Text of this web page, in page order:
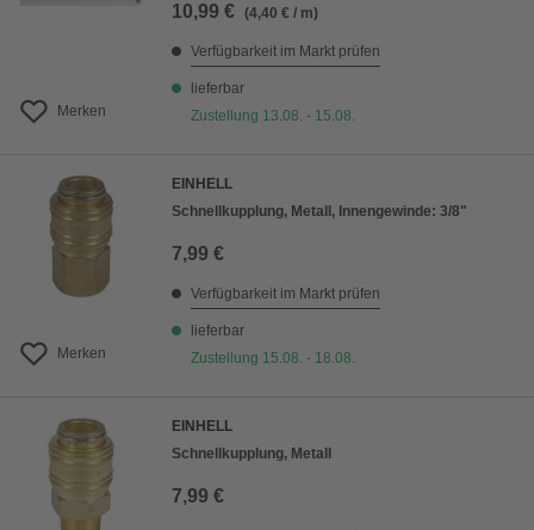
Merken
10,99 € (4,40 € / m)
Verfügbarkeit im Markt prüfen
lieferbar
Zustellung 13.08. - 15.08.
Merken
EINHELL
Schnellkupplung, Metall, Innengewinde: 3/8"
7,99 €
Verfügbarkeit im Markt prüfen
lieferbar
Zustellung 15.08. - 18.08.
EINHELL
Schnellkupplung, Metall
7,99 €